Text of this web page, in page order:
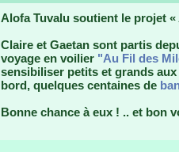
Alofa Tuvalu soutient le projet
Claire et Gaetan sont partis
voyage en voilier "Au Fil des
sensibiliser petits et grands
bord, quelques centaines de
Bonne chance à eux ! .. et bon